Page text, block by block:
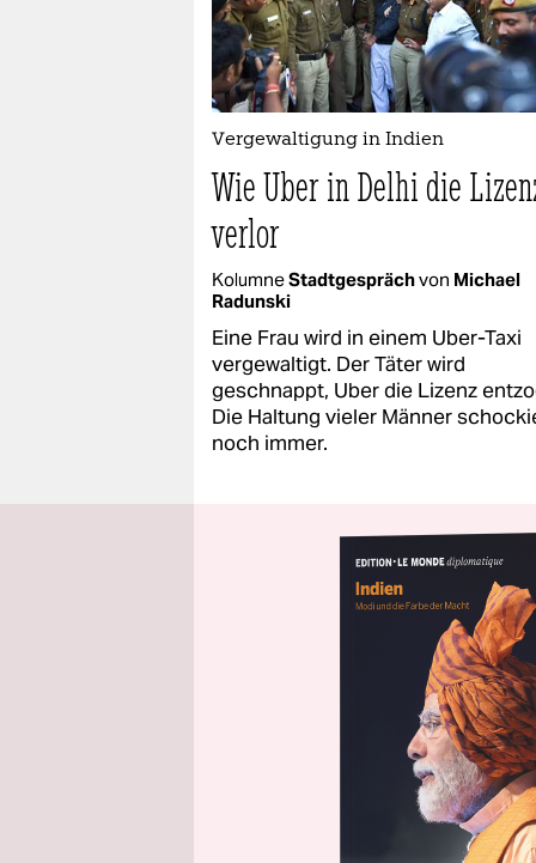
Vergewaltigung in Indien
Wie Uber in Delhi die
verlor
KolumneStadtgesprächvon Michael
Radunski
Eine Frau wird in einem Uber-Taxi
vergewaltigt. Der Täter wird
geschnappt, Uber die Lizenz
Die Haltung vieler Männer
noch immer.